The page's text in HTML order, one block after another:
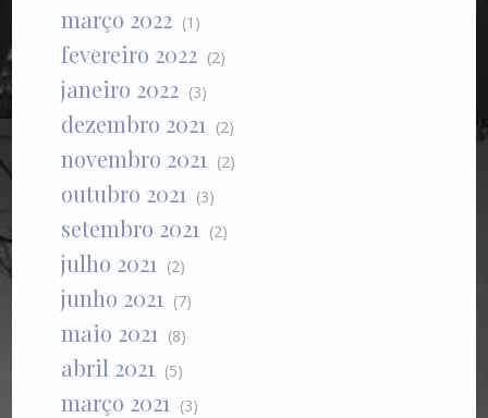
março 2022 (1)
fevereiro 2022 (2)
janeiro 2022 (3)
dezembro 2021 (2)
novembro 2021 (2)
outubro 2021 (3)
setembro 2021 (2)
julho 2021 (2)
junho 2021 (7)
maio 2021 (8)
abril 2021 (5)
março 2021 (3)